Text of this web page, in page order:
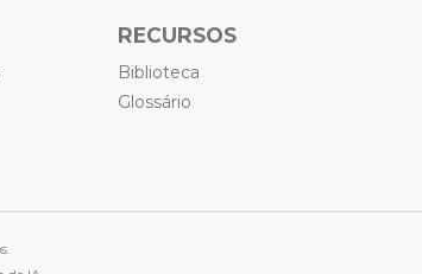
RECURSOS
Biblioteca
Glossário